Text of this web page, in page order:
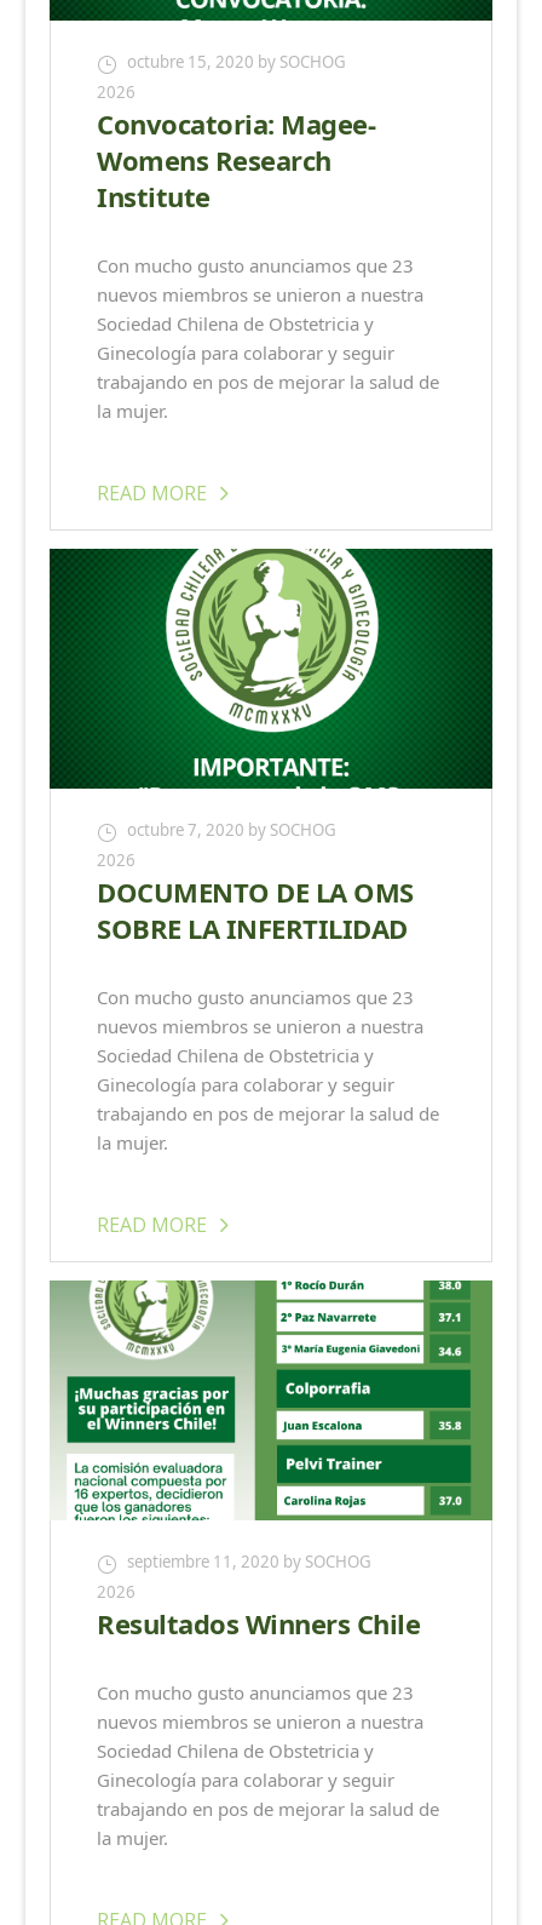
octubre 15, 2020 by SOCHOG
2026
Convocatoria: Magee-
Womens Research
Institute
Con mucho gusto anunciamos que 23
nuevos miembros se unieron a nuestra
Sociedad Chilena de Obstetricia y
Ginecología para colaborar y seguir
trabajando en pos de mejorar la salud de
la mujer.
READ MORE
octubre 7, 2020 by SOCHOG
2026
DOCUMENTO DE LA OMS
SOBRE LA INFERTILIDAD
Con mucho gusto anunciamos que 23
nuevos miembros se unieron a nuestra
Sociedad Chilena de Obstetricia y
Ginecología para colaborar y seguir
trabajando en pos de mejorar la salud de
la mujer.
READ MORE
septiembre 11, 2020 by SOCHOG
2026
Resultados Winners Chile
Con mucho gusto anunciamos que 23
nuevos miembros se unieron a nuestra
Sociedad Chilena de Obstetricia y
Ginecología para colaborar y seguir
trabajando en pos de mejorar la salud de
la mujer.